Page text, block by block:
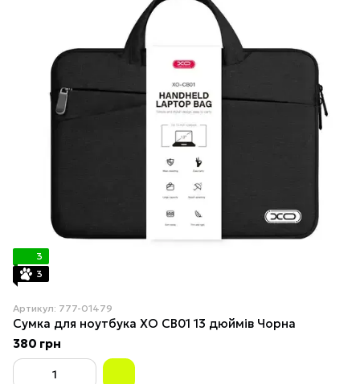
3
3
Артикул: 777-01479
Сумка для ноутбука XO CB01 13 дюймів Чорна
380 грн